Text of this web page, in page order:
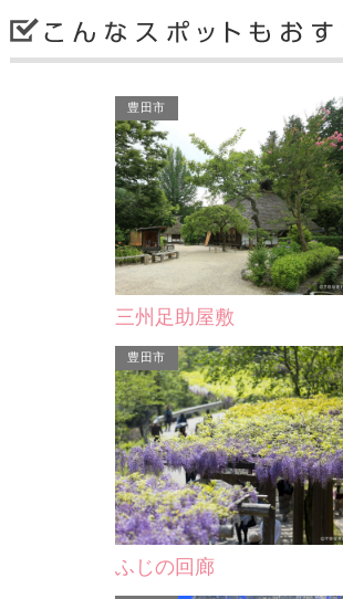
#みかわんこキャンペーン
三河湖周辺で楽しむわんこ “み
こ” のInstagram投稿を募集しま
キャンペーン参加でプ…
豊田市 他
三河湖（羽布ダム）
三河地方をうるおす愛知県下最
豊田市
三州足助屋敷
豊田市
ふじの回廊